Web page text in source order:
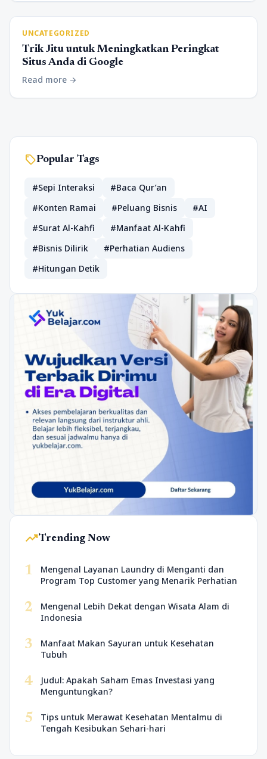
UNCATEGORIZED
Trik Jitu untuk Meningkatkan Peringkat
Situs Anda di Google
Read more arrow_forward
sellPopular Tags
#Sepi Interaksi
#Baca Qur’an
#Konten Ramai
#Peluang Bisnis
#AI
#Surat Al-Kahfi
#Manfaat Al-Kahfi
#Bisnis Dilirik
#Perhatian Audiens
#Hitungan Detik
trending_upTrending Now
1
Mengenal Layanan Laundry di Menganti dan
Program Top Customer yang Menarik Perhatian
2
Mengenal Lebih Dekat dengan Wisata Alam di
Indonesia
3
Manfaat Makan Sayuran untuk Kesehatan
Tubuh
4
Judul: Apakah Saham Emas Investasi yang
Menguntungkan?
5
Tips untuk Merawat Kesehatan Mentalmu di
Tengah Kesibukan Sehari-hari